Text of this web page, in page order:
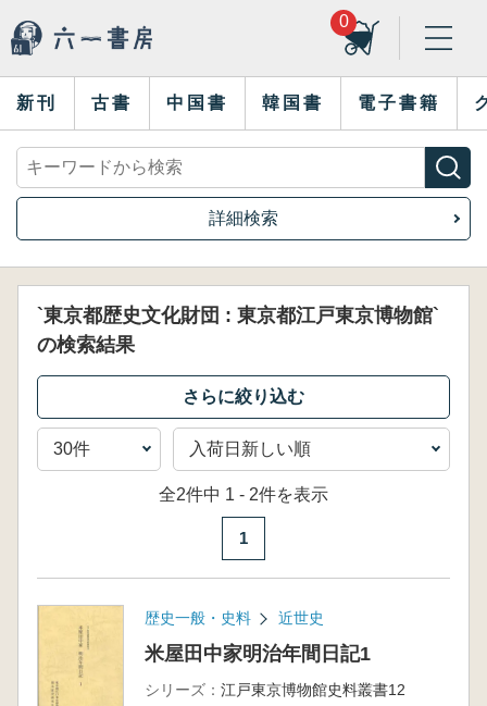
0
新刊 古書 中国書 韓国書 電子書籍
詳細検索
`東京都歴史文化財団 : 東京都江戸東京博物館`
の検索結果
全2件中 1 - 2件を表示
1
歴史一般・史料 近世史
米屋田中家明治年間日記1
シリーズ： 江戸東京博物館史料叢書12